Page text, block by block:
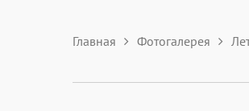
Главная Фотогалерея